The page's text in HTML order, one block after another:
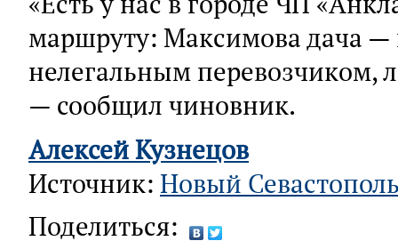
маршруту: Максимова дача —
нелегальным перевозчиком,
— сообщил чиновник.
Алексей Кузнецов
Источник: Новый
Поделиться: